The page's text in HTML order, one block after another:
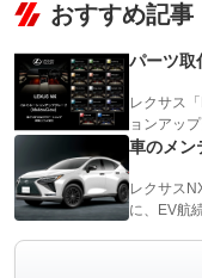
おすすめ記事
パーツ取
レクサス
ョンアッ
車のメン
レクサス
に、EV航